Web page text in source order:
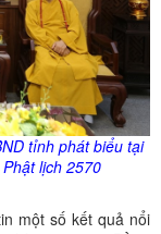
tỉnh phát biểu tại
lịch 2570
một số kết quả nổi